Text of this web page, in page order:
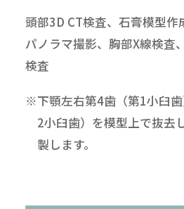
頭部3D CT検査、石膏模型作
パノラマ撮影、胸部X線検査
検査
※下顎左右第4歯（第1小臼
2小臼歯）を模型上で抜去
製します。